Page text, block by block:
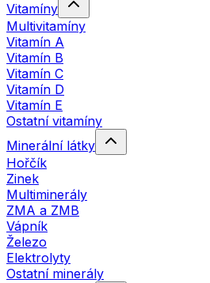
Vitamíny
Multivitamíny
Vitamín A
Vitamín B
Vitamín C
Vitamín D
Vitamín E
Ostatní vitamíny
Minerální látky
Hořčík
Zinek
Multiminerály
ZMA a ZMB
Vápník
Železo
Elektrolyty
Ostatní minerály